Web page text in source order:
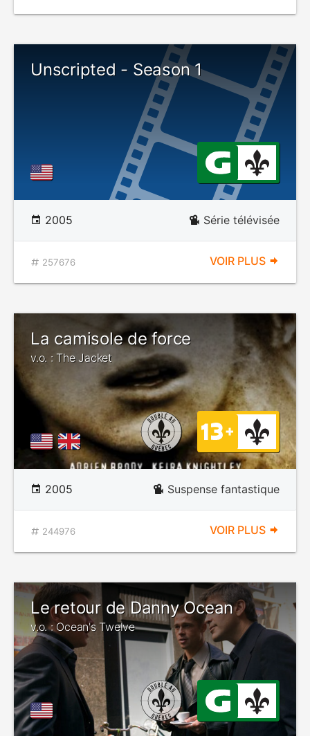
Unscripted - Season 1
2005 Série télévisée
257676 VOIR PLUS
La camisole de force
v.o. : The Jacket
2005 Suspense fantastique
244976 VOIR PLUS
Le retour de Danny Ocean
v.o. : Ocean's Twelve